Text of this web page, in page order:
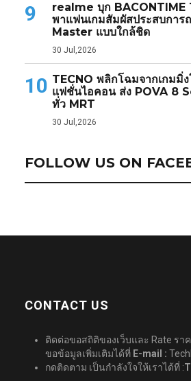
9
realme บุก BACONTIME
พาแฟนเกมสัมผัสประสบกา
Master แบบใกล้ชิด
30 Jul,2026
10 TECNO พลิกโฉมจากเกมมิ่
แฟชั่นไอคอน ส่ง POVA 8
ทั่ว MRT
30 Jul,2026
FOLLOW US ON
CONTACT US
ติดต่อขอสถิติของเว็บและ Rate ร
ขอข้อมูลเพิ่มเติมได้ที่ E-mail :
กดติดตาม เป็นกำลังใจให้เราได้ที่ :